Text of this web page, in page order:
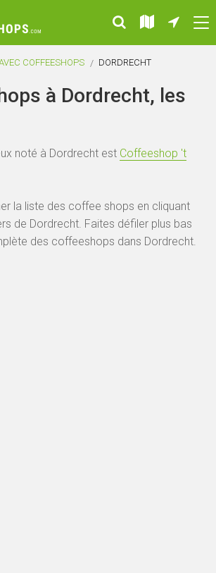
COFFEESHOPS DORDRECHT
à Dordrecht, les
noté à Dordrecht est Coffeeshop 't
la liste des coffee shops en cliquant
de Dordrecht. Faites défiler plus bas
des coffeeshops dans Dordrecht.